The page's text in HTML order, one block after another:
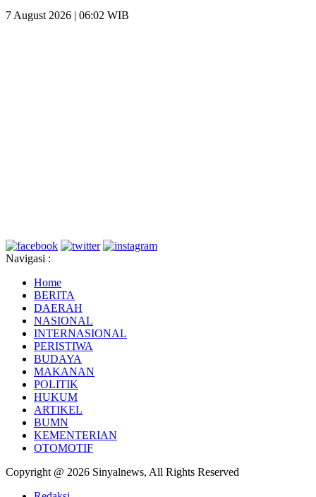
7 August 2026 | 06:02 WIB
Navigasi :
Home
BERITA
DAERAH
NASIONAL
INTERNASIONAL
PERISTIWA
BUDAYA
MAKANAN
POLITIK
HUKUM
ARTIKEL
BUMN
KEMENTERIAN
OTOMOTIF
Copyright @ 2026 Sinyalnews, All Rights Reserved